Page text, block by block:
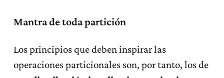
Mantra de toda partición
Los principios que deben inspirar las
operaciones particionales son, por tanto, los de